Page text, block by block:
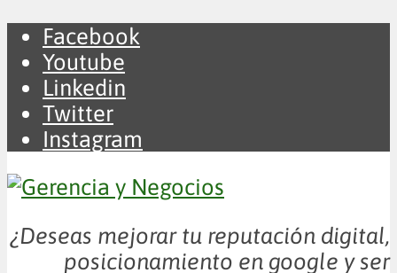
Facebook
Youtube
Linkedin
Twitter
Instagram
¿Deseas mejorar tu reputación digital,
posicionamiento en google y ser